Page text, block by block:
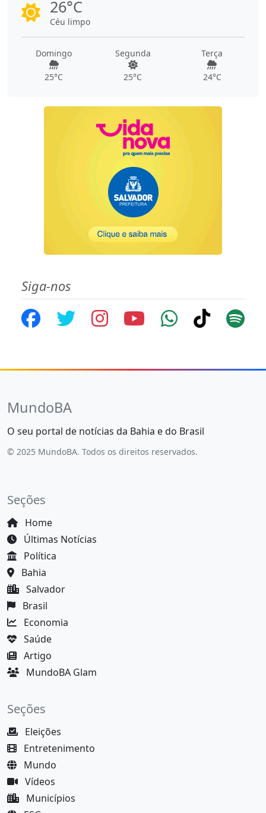
26°C
Céu limpo
Domingo
25°C
Segunda
25°C
Terça
24°C
Siga-nos
MundoBA
O seu portal de notícias da Bahia e do Brasil
© 2025 MundoBA. Todos os direitos reservados.
Seções
Home
Últimas Notícias
Política
Bahia
Salvador
Brasil
Economia
Saúde
Artigo
MundoBA Glam
Seções
Eleições
Entretenimento
Mundo
Vídeos
Municípios